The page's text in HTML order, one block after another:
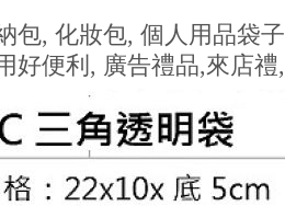
包, 化妝包, 個人用品袋子
好便利, 廣告禮品,來店禮,